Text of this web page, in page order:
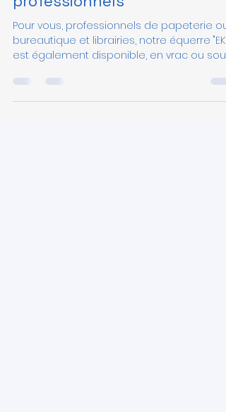
conditionnée pour les
professionnels
Pour vous, professionnels de papeterie ou
bureautique et librairies, notre équerre "EKER"